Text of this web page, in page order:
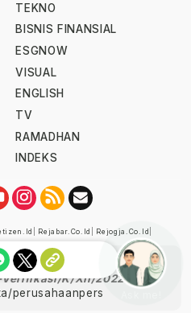
TEKNO
BISNIS FINANSIAL
ESGNOW
VISUAL
ENGLISH
TV
RAMADHAN
INDEKS
Rejabar.co.id Rejogja.co.id
oleh Dewan Pers
Verifikasi/K/XII/2022
perusahaanpers